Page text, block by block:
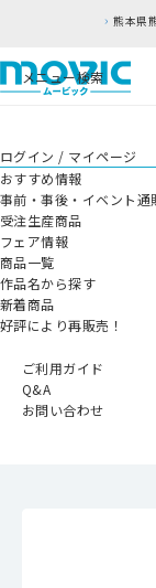
熊本県熊本地方を震源
メニュー検索
ログイン / マイページ
おすすめ情報
事前・事後・イベント通
受注生産商品
フェア情報
商品一覧
作品名から探す
新着商品
好評により再販売！
ご利用ガイド
Q&A
お問い合わせ